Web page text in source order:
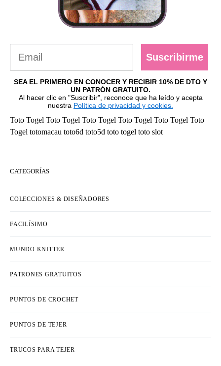
Suscribirme
SEA EL PRIMERO EN CONOCER Y RECIBIR 10% DE DTO Y
UN PATRÓN GRATUITO.
Al hacer clic en "Suscribir", reconoce que ha leído y acepta
nuestra Política de privacidad y cookies.
Toto Togel Toto Togel Toto Togel Toto Togel Toto Togel Toto
Togel totomacau toto6d toto5d toto togel toto slot
CATEGORÍAS
COLECCIONES & DISEÑADORES
FACILÍSIMO
MUNDO KNITTER
PATRONES GRATUITOS
PUNTOS DE CROCHET
PUNTOS DE TEJER
TRUCOS PARA TEJER